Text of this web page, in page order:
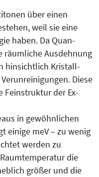
über einen
weil sie eine
haben. Da Quan­
räumliche Ausdehnung
hinsichtlich Kris­tall­
Diese
Fein­struktur der Ex­
in gewöhnlichen
einige meV – zu wenig
werden zu
die
größer und die